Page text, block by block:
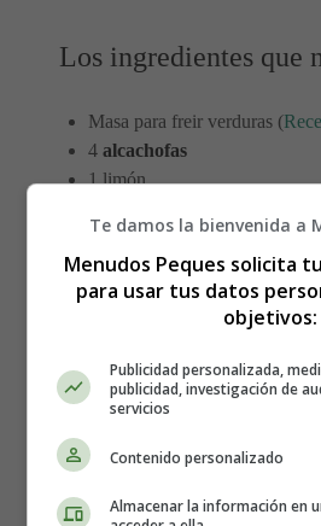
Los ingredientes que
Masa para freir verduras (
4 alcachofas
1 limón
Sal y pimienta
Aceite
Elaboración de las
rebozadas:
las hojas externas de las
hojas más tiernas. Luego,
Te damos la bienvenida a
Menudos Peques solicita
para usar tus datos
objetivos:
Publicidad personalizada,
publicidad, investigación de
servicios
Contenido personalizado
Almacenar la información en